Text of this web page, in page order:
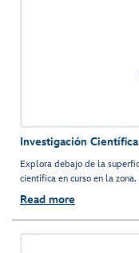
Investigación Científica
Explora debajo de la
científica en curso en la zona.
Read more